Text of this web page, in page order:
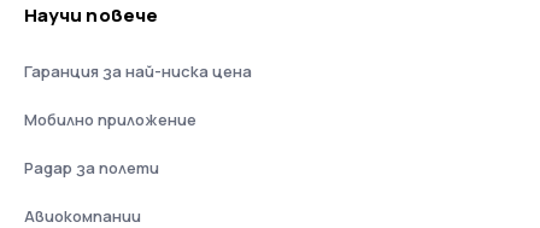
Научи повече
Гаранция за най-ниска цена
Мобилно приложение
Радар за полети
Авиокомпании